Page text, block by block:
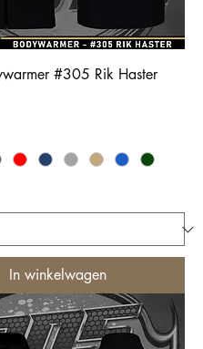
#305 Rik Haster
In winkelwagen